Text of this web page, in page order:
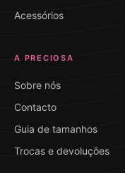
Acessórios
A PRECIOSA
Sobre nós
Contacto
Guia de tamanhos
Trocas e devoluções